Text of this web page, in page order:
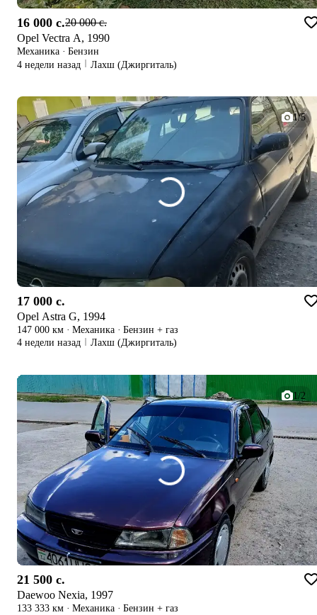
16 000 c.20 000 c.
Opel Vectra A, 1990
Механика · Бензин
4 недели назад
Лахш (Джиргиталь)
1/5
17 000 c.
Opel Astra G, 1994
147 000 км · Механика · Бензин + газ
4 недели назад
Лахш (Джиргиталь)
1/2
21 500 c.
Daewoo Nexia, 1997
133 333 км · Механика · Бензин + газ